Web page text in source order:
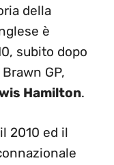
della
è
subito dopo
GP,
Hamilton.
2010 ed il